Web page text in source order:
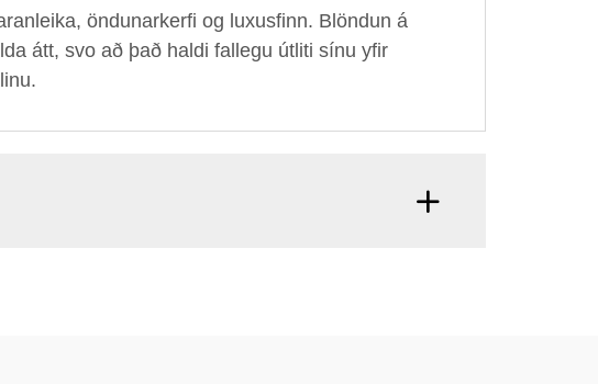
öndunarkerfi og luxusfinn. Blöndun á
átt, svo að það haldi fallegu útliti sínu yfir